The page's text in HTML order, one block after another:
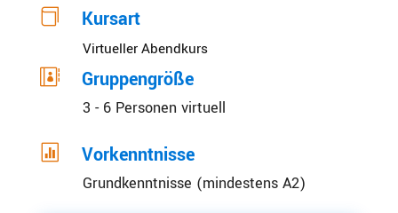

Kursart
Virtueller Abendkurs

Gruppengröße
3 - 6 Personen virtuell
 Vorkenntnisse
Grundkenntnisse (mindestens A2)